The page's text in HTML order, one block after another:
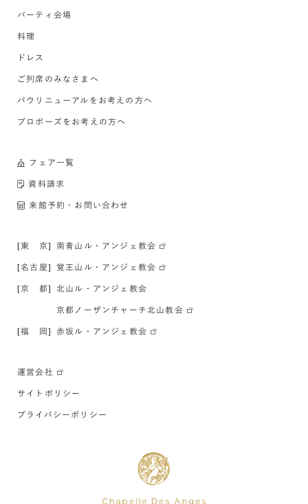
パーティ会場
料理
ドレス
ご列席のみなさまへ
バウリニューアルをお考えの方へ
プロポーズをお考えの方へ
フェア一覧
資料請求
来館予約・お問い合わせ
[東 京] 南青山ル・アンジェ教会
[名古屋] 覚王山ル・アンジェ教会
[京 都] 北山ル・アンジェ教会
京都ノーザンチャーチ北山教会
[福 岡] 赤坂ル・アンジェ教会
運営会社
サイトポリシー
プライバシーポリシー